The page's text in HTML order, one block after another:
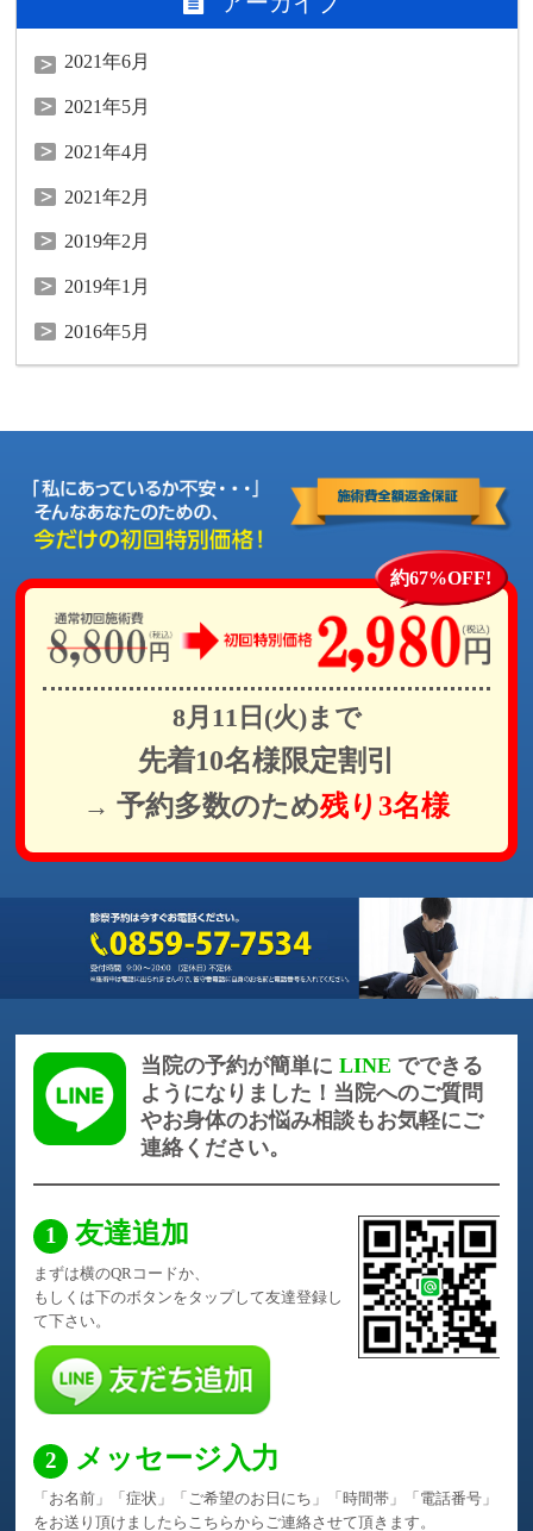
2021年6月
2021年5月
2021年4月
2021年2月
2019年2月
2019年1月
2016年5月
約67%OFF!
8月11日(火)まで
先着10名様限定割引
→ 予約多数のため残り3名様
当院の予約が簡単にLINE でできる
ようになりました！ 当院へのご質問
やお身体のお悩み相談もお気軽にご
連絡ください。
友達追加
まずは横のQRコードか、
もしくは下のボタンをタップして友達登録し
て下さい。
メッセージ入力
「お名前」「症状」「ご希望のお日にち」「時間帯」
「電話番号」
をお送り頂けましたら こちらからご連絡させて頂きます。